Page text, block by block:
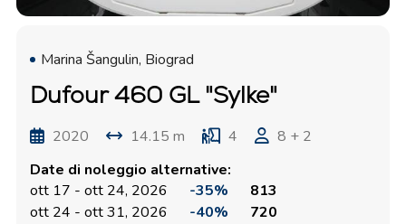
Marina Šangulin, Biograd
Dufour 460 GL "Sylke"
2020 14.15 m 4
8 + 2
Date di noleggio alternative:
ott 17 - ott 24, 2026
-35%
813
ott 24 - ott 31, 2026
-40% 720